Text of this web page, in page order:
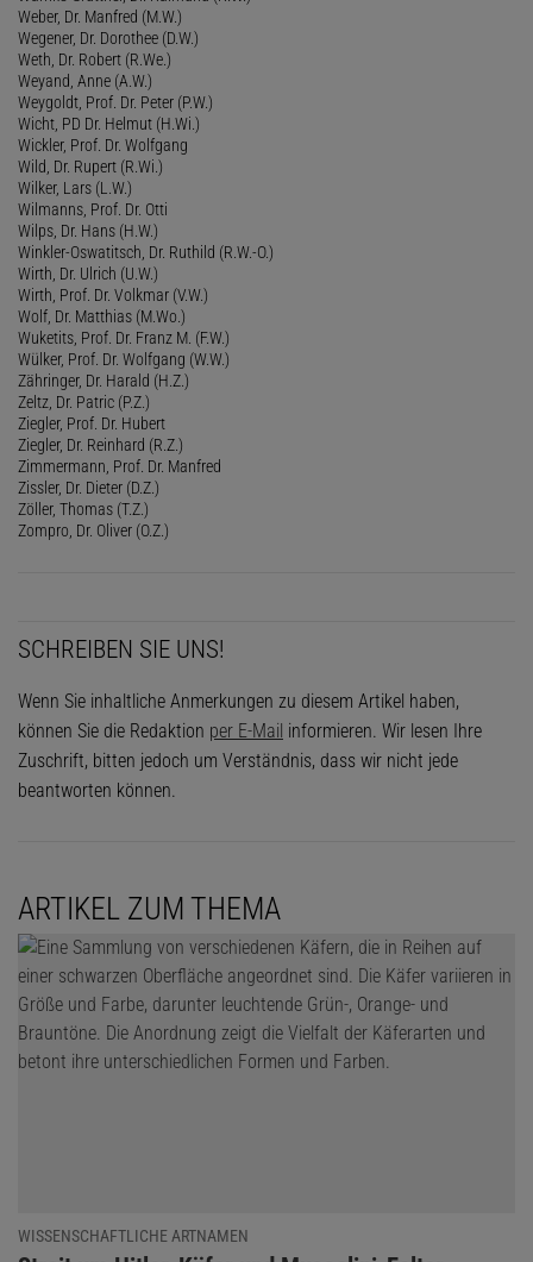
Weber, Dr. Manfred (M.W.)
Wegener, Dr. Dorothee (D.W.)
Weth, Dr. Robert (R.We.)
Weyand, Anne (A.W.)
Weygoldt, Prof. Dr. Peter (P.W.)
Wicht, PD Dr. Helmut (H.Wi.)
Wickler, Prof. Dr. Wolfgang
Wild, Dr. Rupert (R.Wi.)
Wilker, Lars (L.W.)
Wilmanns, Prof. Dr. Otti
Wilps, Dr. Hans (H.W.)
Winkler-Oswatitsch, Dr. Ruthild (R.W.-O.)
Wirth, Dr. Ulrich (U.W.)
Wirth, Prof. Dr. Volkmar (V.W.)
Wolf, Dr. Matthias (M.Wo.)
Wuketits, Prof. Dr. Franz M. (F.W.)
Wülker, Prof. Dr. Wolfgang (W.W.)
Zähringer, Dr. Harald (H.Z.)
Zeltz, Dr. Patric (P.Z.)
Ziegler, Prof. Dr. Hubert
Ziegler, Dr. Reinhard (R.Z.)
Zimmermann, Prof. Dr. Manfred
Zissler, Dr. Dieter (D.Z.)
Zöller, Thomas (T.Z.)
Zompro, Dr. Oliver (O.Z.)
SCHREIBEN SIE UNS!
Wenn Sie inhaltliche Anmerkungen zu diesem Artikel haben,
können Sie die Redaktion per E-Mail informieren. Wir lesen Ihre
Zuschrift, bitten jedoch um Verständnis, dass wir nicht jede
beantworten können.
ARTIKEL ZUM THEMA
WISSENSCHAFTLICHE ARTNAMEN